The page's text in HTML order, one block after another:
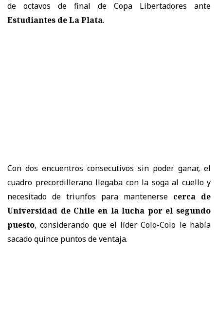
de octavos de final de Copa Libertadores ante
Estudiantes de La Plata.
Con dos encuentros consecutivos sin poder ganar, el
cuadro precordillerano llegaba con la soga al cuello y
necesitado de triunfos para mantenerse cerca de
Universidad de Chile en la lucha por el segundo
puesto, considerando que el líder Colo-Colo le había
sacado quince puntos de ventaja.